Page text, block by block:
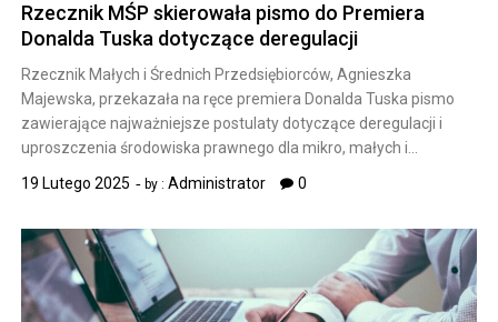
Rzecznik MŚP skierowała pismo do Premiera
Donalda Tuska dotyczące deregulacji
Rzecznik Małych i Średnich Przedsiębiorców, Agnieszka
Majewska, przekazała na ręce premiera Donalda Tuska pismo
zawierające najważniejsze postulaty dotyczące deregulacji i
uproszczenia środowiska prawnego dla mikro, małych i…
19 Lutego 2025
by :Administrator 0